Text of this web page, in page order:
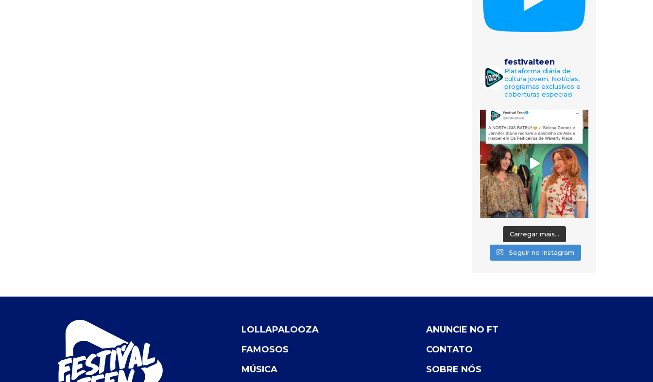
festivalteen
Plataforma diária de
cultura jovem. Notícias,
programas exclusivos e
coberturas especiais.
Carregar mais...
Seguir no Instagram
LOLLAPALOOZA
FAMOSOS
MÚSICA
ANUNCIE NO FT
CONTATO
SOBRE NÓS